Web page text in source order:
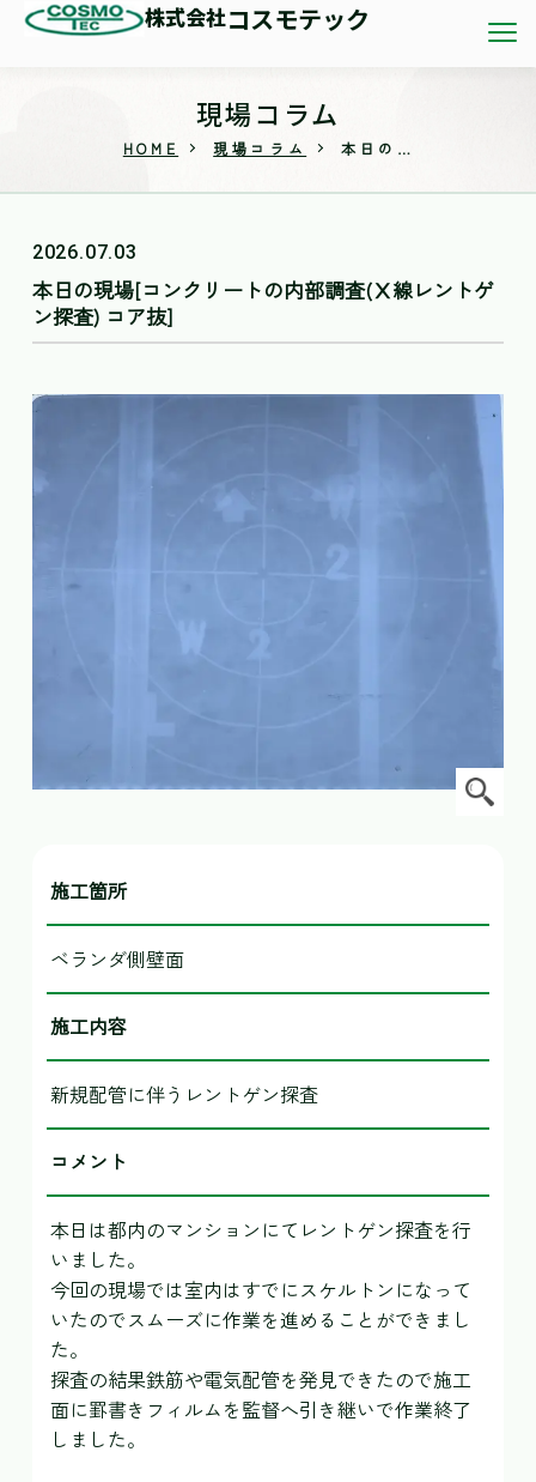
株式会社コスモテック
現場コラム
HOME 現場コラム 本日の現場[コンクリートの内部調査(Ⅹ線レントゲン探査) コア抜]
2026.07.03
本日の現場[コンクリートの内部調査(Ⅹ線レントゲ
ン探査) コア抜]
施工箇所
ベランダ側壁面
施工内容
新規配管に伴うレントゲン探査
コメント
本日は都内のマンションにてレントゲン探査を行
いました。
今回の現場では室内はすでにスケルトンになって
いたのでスムーズに作業を進めることができまし
た。
探査の結果鉄筋や電気配管を発見できたので施工
面に罫書きフィルムを監督へ引き継いで作業終了
しました。